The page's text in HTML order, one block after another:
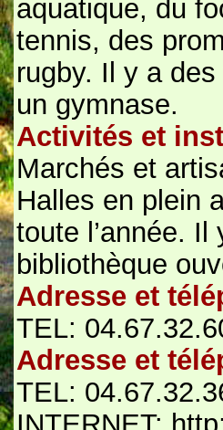
aquatique, du
tennis, des
rugby. Il y a
un gymnase.
Activités et
Marchés et
Halles en plein
toute l’année. Il
bibliothèque
Adresse et
TEL:
Adresse et
TEL:
INTERNET: